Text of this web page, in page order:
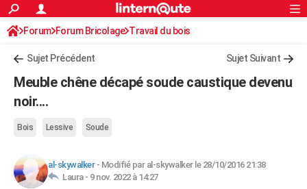
ACTUALITÉS
Politique
Société
Faits Divers
Education
Monde
Villes
+
Programme TV
Streaming
Cinéma
Sorties cinéma
Musique
FINANCE
Retraite
Impôts
Epargne
Immobilier
Risques naturels par ville
Banque
Assurance
Crédit
AUTO
Mobiles
Meilleur smartphone
Internet
Ordinateurs
Jeux vidéo
Guide high-tech
+BRICOLAGE
S'inscrire
Connexion
Forum Forum Bricolage Travail du bois
Sujet Précédent Sujet Suivant
Meuble chêne décapé soude caustique devenu
noir....
Bois Lessive Soude
al-skywalker- Modifié par al-skywalker le 28/10/2016 21:38
Laura - 9 nov. 2022 à 14:27